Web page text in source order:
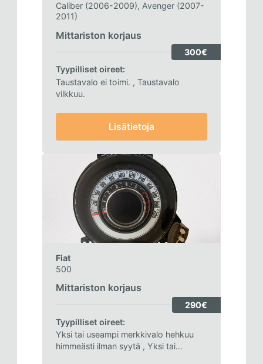
Caliber (2006-2009), Avenger (2007-
2011)
Mittariston korjaus
300€
Tyypilliset oireet:
Taustavalo ei toimi. , Taustavalo
vilkkuu.
Lisätietoja
Fiat
500
Mittariston korjaus
290€
Tyypilliset oireet:
Yksi tai useampi merkkivalo hehkuu
himmeästi ilman syytä , Yksi tai